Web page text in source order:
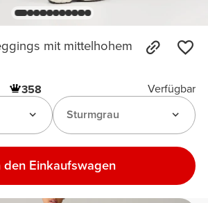
mit mittelhohem
358
Verfügbar
Sturmgrau
den Einkaufswagen